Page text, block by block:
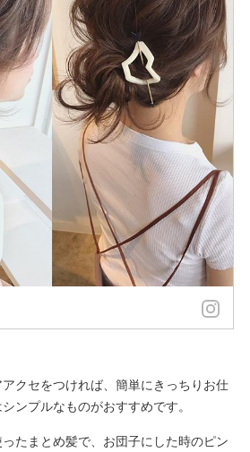
クセをつければ、簡単にきっちりお仕
ンプルなものがおすすめです。
たまとめ髪で、お団子にした時のピン